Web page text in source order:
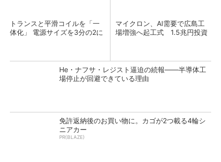
トランスと平滑コイルを「一
体化」 電源サイズを3分の2に
マイクロン、AI需要で広島工
場増強へ起工式 1.5兆円投資
He・ナフサ・レジスト逼迫の続報――半導体工
場停止が回避できている理由
免許返納後のお買い物に。カゴが2つ載る4輪シ
ニアカー
PR(BLAZE)